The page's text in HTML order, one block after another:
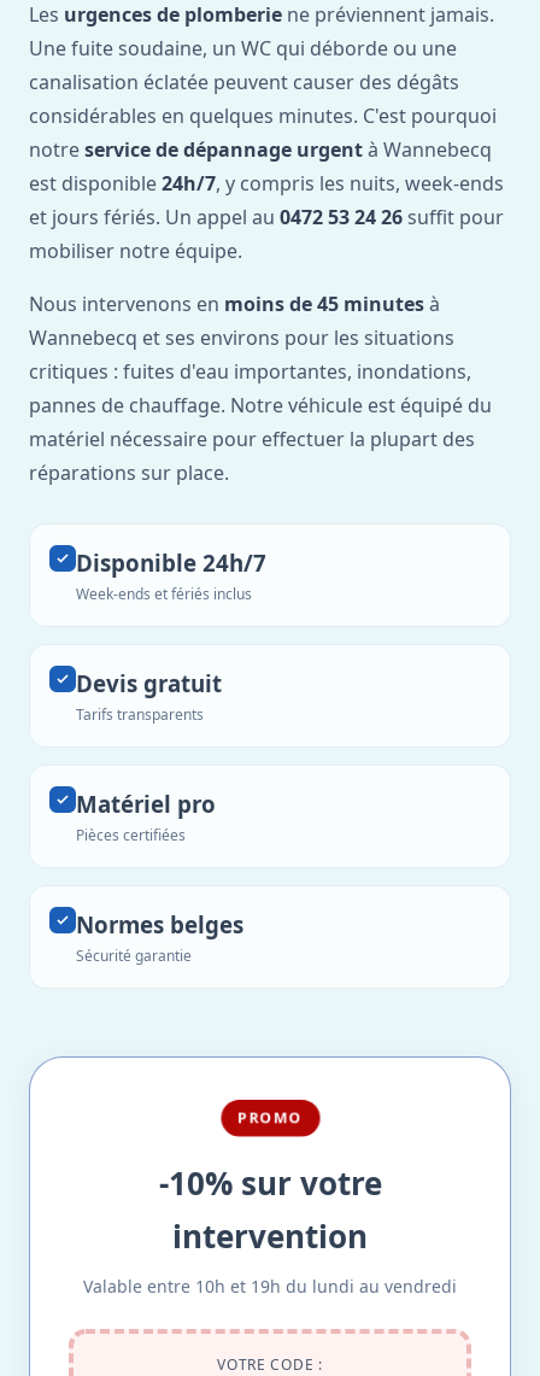
Les urgences de plomberie ne préviennent jamais.
Une fuite soudaine, un WC qui déborde ou une
canalisation éclatée peuvent causer des dégâts
considérables en quelques minutes. C'est pourquoi
notreservice de dépannage urgentà Wannebecq
est disponible24h/7, y compris les nuits, week-ends
et jours fériés. Un appel au 0472 53 24 26 suffit pour
mobiliser notre équipe.
Nous intervenons en moins de 45 minutesà
Wannebecq et ses environs pour les situations
critiques : fuites d'eau importantes, inondations,
pannes de chauffage. Notre véhicule est équipé du
matériel nécessaire pour effectuer la plupart des
réparations sur place.
Disponible 24h/7
Week-ends et fériés inclus
Devis gratuit
Tarifs transparents
Matériel pro
Pièces certifiées
Normes belges
Sécurité garantie
PROMO
-10% sur votre
intervention
Valable entre 10h et 19h du lundi au vendredi
VOTRE CODE :